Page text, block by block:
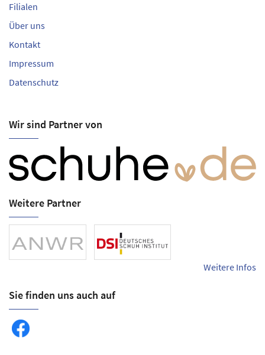
Filialen
Über uns
Kontakt
Impressum
Datenschutz
Wir sind Partner von
Weitere Partner
Weitere Infos
Sie finden uns auch auf